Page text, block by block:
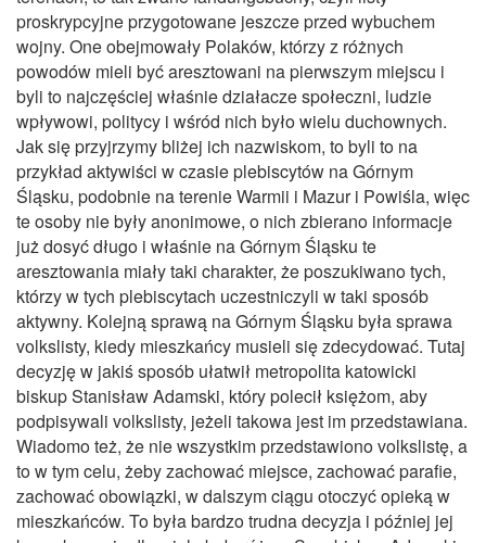
proskrypcyjne przygotowane jeszcze przed wybuchem
wojny. One obejmowały Polaków, którzy z różnych
powodów mieli być aresztowani na pierwszym miejscu i
byli to najczęściej właśnie działacze społeczni, ludzie
wpływowi, politycy i wśród nich było wielu duchownych.
Jak się przyjrzymy bliżej ich nazwiskom, to byli to na
przykład aktywiści w czasie plebiscytów na Górnym
Śląsku, podobnie na terenie Warmii i Mazur i Powiśla, więc
te osoby nie były anonimowe, o nich zbierano informacje
już dosyć długo i właśnie na Górnym Śląsku te
aresztowania miały taki charakter, że poszukiwano tych,
którzy w tych plebiscytach uczestniczyli w taki sposób
aktywny. Kolejną sprawą na Górnym Śląsku była sprawa
volkslisty, kiedy mieszkańcy musieli się zdecydować. Tutaj
decyzję w jakiś sposób ułatwił metropolita katowicki
biskup Stanisław Adamski, który polecił księżom, aby
podpisywali volkslisty, jeżeli takowa jest im przedstawiana.
Wiadomo też, że nie wszystkim przedstawiono volkslistę, a
to w tym celu, żeby zachować miejsce, zachować parafie,
zachować obowiązki, w dalszym ciągu otoczyć opieką w
mieszkańców. To była bardzo trudna decyzja i później jej